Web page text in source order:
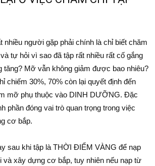
nhiều người gặp phải chính là chỉ biết chăm
tự hỏi vì sao đã tập rất nhiều rất cố gắng
tăng? Mỡ vẫn không giảm được bao nhiêu?
chiếm 30%, 70% còn lại quyết định đến
mỡ phụ thuộc vào DINH DƯỠNG. Đặc
phần đóng vai trò quan trọng trong việc
cơ bắp.
sau khi tập là THỜI ĐIỂM VÀNG để nạp
và xây dựng cơ bắp, tuy nhiên nếu nạp từ